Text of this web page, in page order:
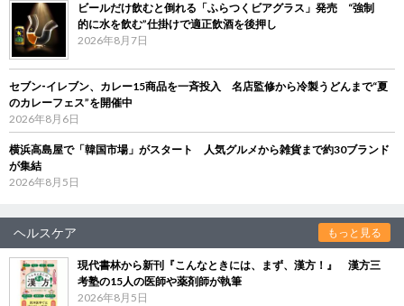
ビールだけ飲むと倒れる「ふらつくビアグラス」発売 “強制
的に水を飲む”仕掛けで適正飲酒を後押し
2026年8月7日
セブン‐イレブン、カレー15商品を一斉投入 名店監修から冷製うどんまで“夏
のカレーフェス”を開催中
2026年8月6日
横浜高島屋で「韓国市場」がスタート 人気グルメから雑貨まで約30ブランド
が集結
2026年8月5日
ヘルスケア もっと見る
現代書林から新刊『こんなときには、まず、漢方！』 漢方三
考塾の15人の医師や薬剤師が執筆
2026年8月5日